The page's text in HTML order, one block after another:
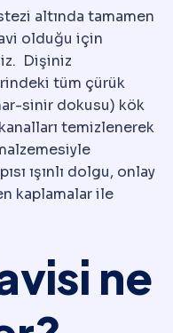
altında tamamen
olduğu için
Dişiniz
tüm çürük
sinir dokusu) kök
temizlenerek
ışınlı dolgu, onlay
kaplamalar ile
ne